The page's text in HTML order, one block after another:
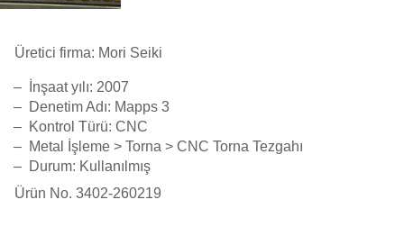
Üretici firma: Mori Seiki
İnşaat yılı: 2007
Denetim Adı: Mapps 3
Kontrol Türü: CNC
Metal İşleme > Torna > CNC Torna Tezgahı
Durum: Kullanılmış
Ürün No. 3402-260219